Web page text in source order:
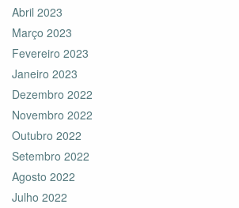
Abril 2023
Março 2023
Fevereiro 2023
Janeiro 2023
Dezembro 2022
Novembro 2022
Outubro 2022
Setembro 2022
Agosto 2022
Julho 2022